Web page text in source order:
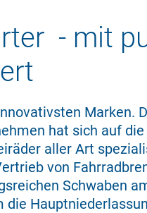
- mit
Marken.
hat sich auf
aller Art
von
Schwaben
die